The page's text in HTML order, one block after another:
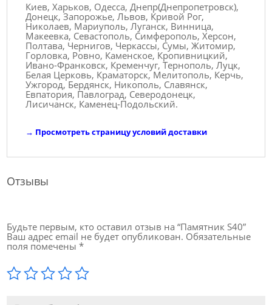
Киев, Харьков, Одесса, Днепр(Днепропетровск),
Донецк, Запорожье, Львов, Кривой Рог,
Николаев, Мариуполь, Луганск, Винница,
Макеевка, Севастополь, Симферополь, Херсон,
Полтава, Чернигов, Черкассы, Сумы, Житомир,
Горловка, Ровно, Каменское, Кропивницкий,
Ивано-Франковск, Кременчуг, Тернополь, Луцк,
Белая Церковь, Краматорск, Мелитополь, Керчь,
Ужгород, Бердянск, Никополь, Славянск,
Евпатория, Павлоград, Северодонецк,
Лисичанск, Каменец-Подольский.
→ Просмотреть страницу условий доставки
Отзывы
Будьте первым, кто оставил отзыв на “Памятник S40”
Ваш адрес email не будет опубликован. Обязательные
поля помечены*